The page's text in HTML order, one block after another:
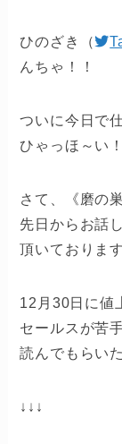
ひのざき（
んちゃ！！
ついに今日で
ひゃっほ～い！
さて、《磨の
先日からお話
頂いております
12月30日に値
セールスが苦
読んでもらい
↓↓↓